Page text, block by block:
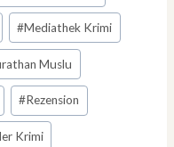
#Mediathek Krimi
Muslu
#Rezension
Krimi